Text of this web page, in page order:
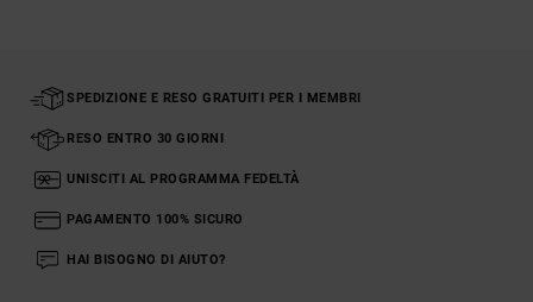
SPEDIZIONE E RESO GRATUITI PER I MEMBRI
RESO ENTRO 30 GIORNI
UNISCITI AL PROGRAMMA FEDELTÀ
PAGAMENTO 100% SICURO
HAI BISOGNO DI AIUTO?